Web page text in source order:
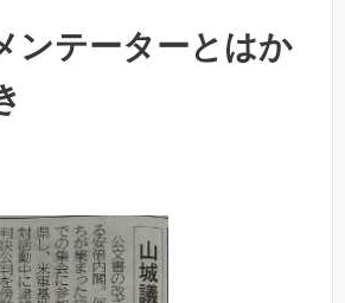
ンテーターとはか